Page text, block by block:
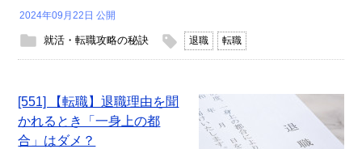
2024年09月22日 公開
就活・転職攻略の秘訣 退職 転職
[551] 【転職】退職理由を聞
かれるとき「一身上の都
合」はダメ？